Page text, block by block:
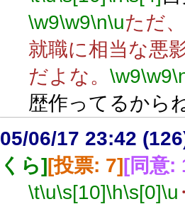
\w9\w9\n\uただ、
就職に相当な悪
だよな。 \w9\w9
歴作ってるから
05/06/17 23:42
くら][投票: 7][同意:
\t\u\s[10]\h\s[0]\u